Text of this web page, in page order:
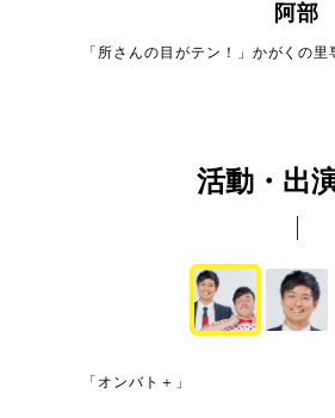
阿部
「所さんの目がテン！」かがくの
活動・出
「オンバト＋」